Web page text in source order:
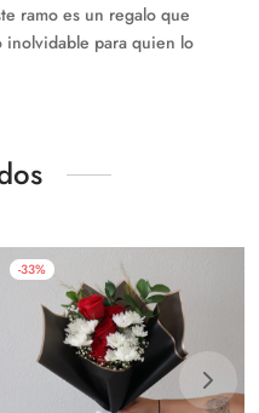
ramo es un regalo que
inolvidable para quien lo
-33%